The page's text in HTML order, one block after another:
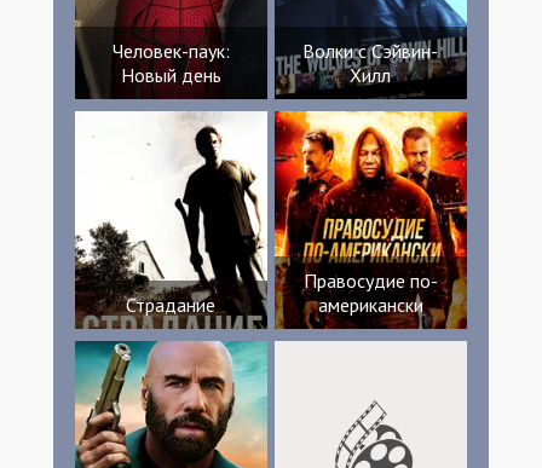
Человек-паук:
Новый день
Волки с Сэйвин-
Хилл
Страдание
Правосудие по-
американски